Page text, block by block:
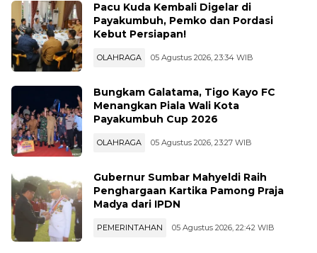
Pacu Kuda Kembali Digelar di
Payakumbuh, Pemko dan Pordasi
Kebut Persiapan!
OLAHRAGA 05 Agustus 2026, 23:34 WIB
Bungkam Galatama, Tigo Kayo FC
Menangkan Piala Wali Kota
Payakumbuh Cup 2026
OLAHRAGA 05 Agustus 2026, 23:27 WIB
Gubernur Sumbar Mahyeldi Raih
Penghargaan Kartika Pamong Praja
Madya dari IPDN
PEMERINTAHAN 05 Agustus 2026, 22:42 WIB